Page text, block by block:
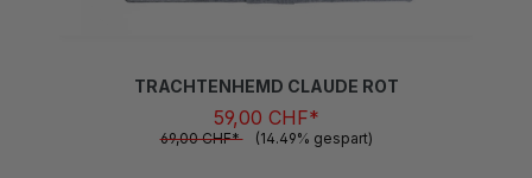
59,00 CHF*
69,00 CHF* (14.49% gespart)